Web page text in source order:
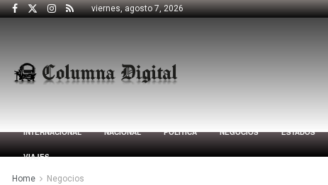
viernes, agosto 7, 2026
INTERNACIONAL NACIONAL POLÍTICA NEGOCIOS ESTADOS
VIAJES
Home Negocios